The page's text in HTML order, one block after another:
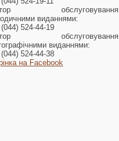
обслуговування
виданнями:
524-44-19
обслуговування
виданнями:
524-44-38
на Facebook